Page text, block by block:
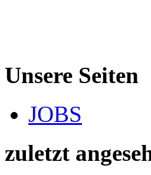
Unsere Seiten
JOBS
zuletzt